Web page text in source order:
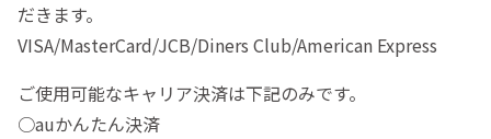
だきます。
VISA/MasterCard/JCB/Diners Club/American Express
ご使用可能なキャリア決済は下記のみです。
○auかんたん決済